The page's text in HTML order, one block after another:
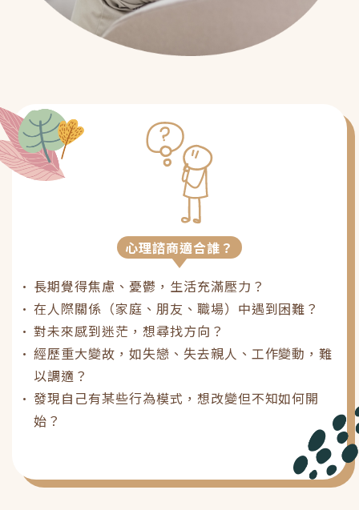
心理諮商適合誰？
長期覺得焦慮、憂鬱，生活充滿壓力？
在人際關係（家庭、朋友、職場）中遇到困難？
對未來感到迷茫，想尋找方向？
經歷重大變故，如失戀、失去親人、工作變動，難
以調適？
發現自己有某些行為模式，想改變但不知如何開
始？